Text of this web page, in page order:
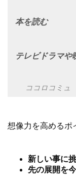
本を読む
テレビドラマや
ココロコミュ
想像力を高めるポ
新しい事に
先の展開を